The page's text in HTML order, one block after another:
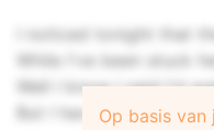
I noticed tonight that
While I've been stuck
Well I know I said I'd
But I have to go, I
Op basis